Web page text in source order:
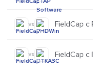
vs FieldCap с
vs FieldCap